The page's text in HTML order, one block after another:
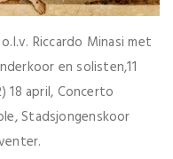
Riccardo Minasi met
en solisten,11
18 april, Concerto
Stadsjongenskoor